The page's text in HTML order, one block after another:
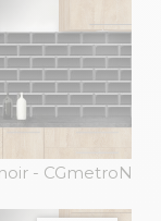
- CGmetroN